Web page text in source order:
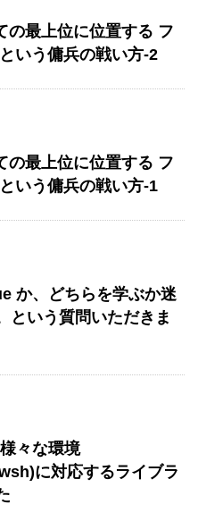
の最上位に位置する フ
いう傭兵の戦い方-2
の最上位に位置する フ
いう傭兵の戦い方-1
か、どちらを学ぶか迷
という質問いただきま
々な環境
に対応するライブラ